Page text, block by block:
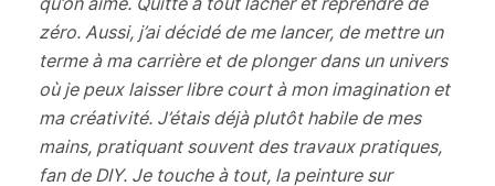
zéro.Aussi, j’ai décidé de me lancer, de mettre un
terme à ma carrière et de plonger dans un univers
où je peux laisser libre court à mon imagination et
ma créativité. J’étais déjà plutôt habile de mes
mains, pratiquant souvent des travaux pratiques,
fan de DIY. Je touche à tout, la peinture sur